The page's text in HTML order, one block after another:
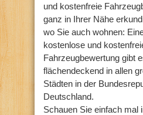
und kostenfreie
ganz in Ihrer Nähe
wo Sie auch wohnen:
kostenlose und
Fahrzeugbewertung gibt
flächendeckend in allen
Städten in der
Deutschland.
Schauen Sie einfach mal